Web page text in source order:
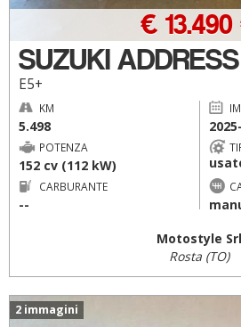
SUZUKI ADDRESS
E5+
€
KM
5.498
POTENZA
152 cv (112 kW)
CARBURANTE
--
Motostyle Srl
Rosta (TO)
2 immagini